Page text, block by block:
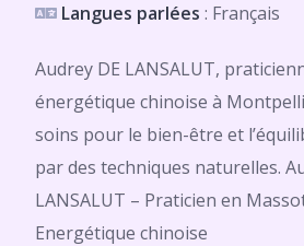
Langues parlées : Français
Audrey DE LANSALUT,
énergétique chinoise à
soins pour le bien-être et
par des techniques naturelles.
LANSALUT – Praticien en
Energétique chinoise